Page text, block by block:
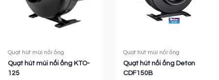
Quạt hút mùi nối ống
Quạt hút mùi nối ống KTO-
125
Quạt hút mùi nối ống
Quạt hút nối ống Deton
CDF150B